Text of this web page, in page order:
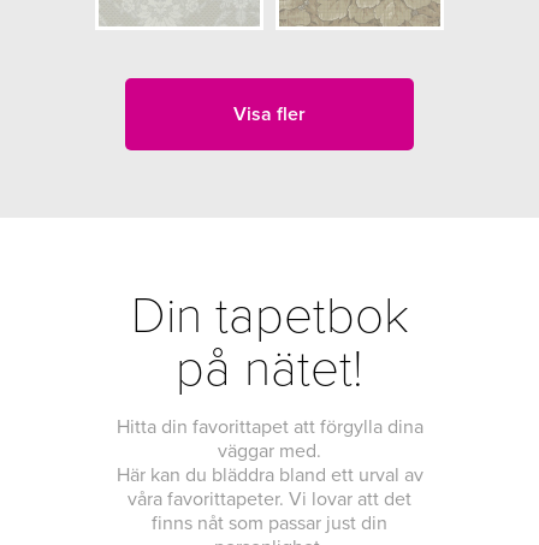
Visa fler
Din tapetbok
på nätet!
Hitta din favorittapet att förgylla dina
väggar med.
Här kan du bläddra bland ett urval av
våra favorittapeter. Vi lovar att det
finns nåt som passar just din